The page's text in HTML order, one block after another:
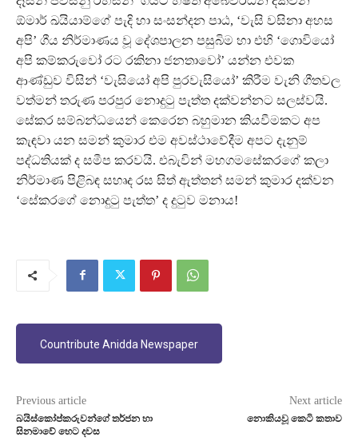
ඕමාර් ඛයියාම්ගේ පැදි හා සංසන්දන පාඨ, ‘වැසි වසිනා අහස
අපි’ ගීය නිර්මාණය වූ දේශපාලන පසුබිම හා එහි ‘ගොවියෝ
අපි කම්කරුවෝ රට රකිනා ජනතාවෝ’ යන්න එවක
ආණ්ඩුව විසින් ‘වැසියෝ අපි පුරවැසියෝ’ කිරීම වැනි ගීතවල
වත්මන් තරුණ පරපුර නොදුටු පැත්ත දක්වන්නට සලස්වයි.
සේකර සම්බන්ධයෙන් කෙරෙන බහුමාන කියවීමකට අප
කැඳවා යන සමන් කුමාර එම අවස්ථාවේදීම අපට දැනුම්
පද්ධතියක් ද සමීප කරවයි. එබැවින් මහගමසේකරගේ කලා
නිර්මාණ පිළිබඳ සහෘද රස සිත් ඇත්තන් සමන් කුමාර දක්වන
‘සේකරගේ නොදුටු පැත්ත’ ද දුටුව මනාය!
Countribute Anidda Newspaper
Previous article
බයිස්කෝප්කරුවන්ගේ තර්ජන හා
සිනමාවේ හෙට දවස
Next article
නොකියවූ කෙටි කතාව